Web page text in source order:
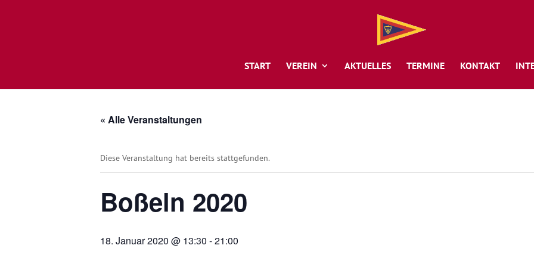
START VEREIN AKTUELLES TERMINE KONTAKT
« Alle Veranstaltungen
Diese Veranstaltung hat bereits stattgefunden.
Boßeln 2020
18. Januar 2020 @ 13:30 -21:00